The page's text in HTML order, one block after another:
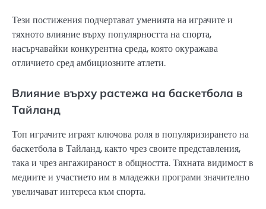
Тези постижения подчертават уменията на играчите и
тяхното влияние върху популярността на спорта,
насърчавайки конкурентна среда, която окуражава
отличието сред амбициозните атлети.
Влияние върху растежа на баскетбола в
Тайланд
Топ играчите играят ключова роля в популяризирането на
баскетбола в Тайланд, както чрез своите представления,
така и чрез ангажираност в общността. Тяхната видимост в
медиите и участието им в младежки програми значително
увеличават интереса към спорта.